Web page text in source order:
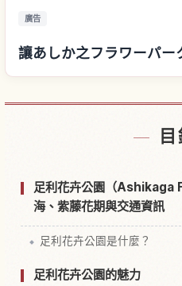
廣告
讓あしか之フラワーパー
足利花卉公園（Ashikaga
海、紫藤花期與交通資訊
足利花卉公園是什麼？
足利花卉公園的魅力